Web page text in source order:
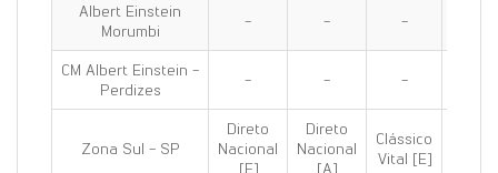
Albert Einstein
Morumbi
- - -
CM Albert Einstein -
Perdizes
- - -
Zona Sul - SP
Direto
Nacional
[E]
Direto
Nacional
[A]
Clássico
Vital [E]